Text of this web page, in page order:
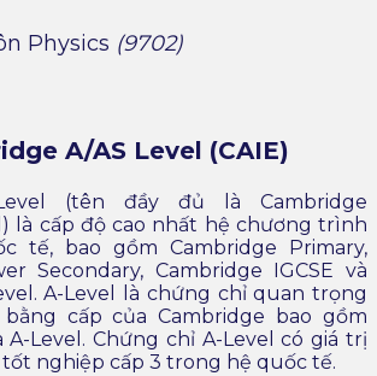
Physics (9702)
A/AS Level (CAIE)
(tên đầy đủ là Cambridge
là cấp độ cao nhất hệ chương trình
tế, bao gồm Cambridge Primary,
Secondary, Cambridge IGCSE và
A-Level là chứng chỉ quan trọng
cấp của Cambridge bao gồm
A-Level. Chứng chỉ A-Level có giá trị
nghiệp cấp 3 trong hệ quốc tế.